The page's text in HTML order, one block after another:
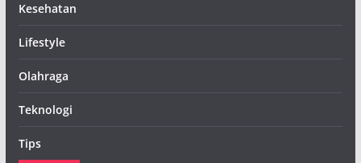
Kesehatan
Lifestyle
Olahraga
Teknologi
Tips